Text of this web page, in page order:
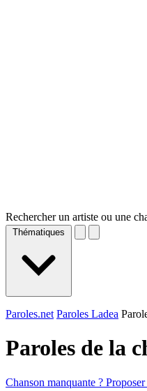
Rechercher un artiste ou une
Thématiques
Paroles.net Paroles Ladea
Paroles de la
Chanson manquante ?